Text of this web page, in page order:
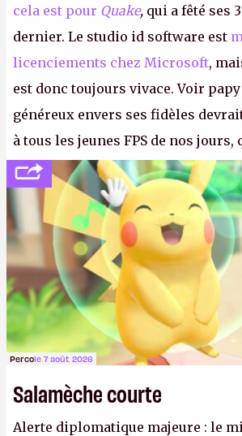
cela est pour Quake, qui a fêté ses
dernier. Le studio id software est
licenciements chez Microsoft,
est donc toujours vivace. Voir papy
généreux envers ses fidèles
à tous les jeunes FPS de nos
politesse et le respect envers
anciens. Il leur faudrait une bonne
consoles à ces petits cons !
Percole 7 août 2026
Salamèche courte
Alerte diplomatique majeure : le